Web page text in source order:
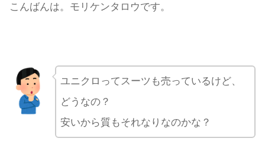
こんばんは。モリケンタロウです。
ユニクロってスーツも売っているけど、
どうなの？
安いから質もそれなりなのかな？